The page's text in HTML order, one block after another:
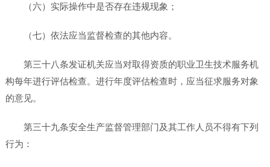
（六）实际操作中是否存在违规现象；
（七）依法应当监督检查的其他内容。
第三十八条发证机关应当对取得资质的职业卫生技术服务机
构每年进行评估检查。进行年度评估检查时，应当征求服务对象
的意见。
第三十九条安全生产监督管理部门及其工作人员不得有下列
行为：